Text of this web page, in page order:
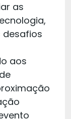
as
desafios
aos